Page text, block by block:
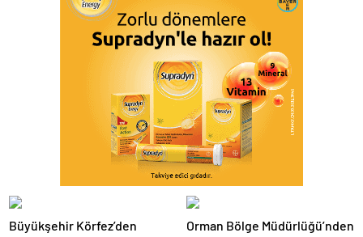
Büyükşehir Körfez’den
Orman Bölge Müdürlüğü’nden